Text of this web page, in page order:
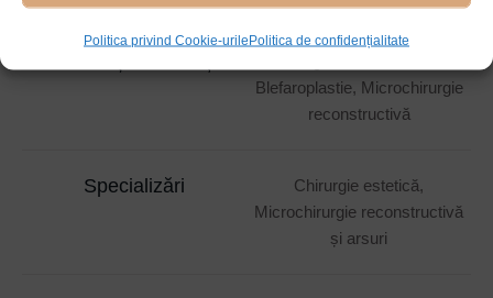
Politica privind Cookie-urilePolitica de confidențialitate
Blefaroplastie, Microchirurgie
reconstructivă
Specializări
Chirurgie estetică,
Microchirurgie reconstructivă
și arsuri